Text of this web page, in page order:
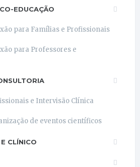
EDUCAÇÃO
para Famílias e Profissionais
para Professores e
e Intervisão Clínica
de eventos científicos
CLÍNICO